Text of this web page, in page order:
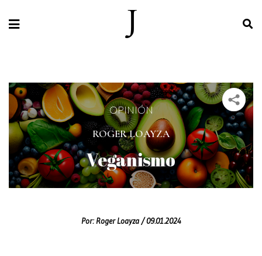
OPINIÓN
ROGER LOAYZA
Veganismo
Por:Roger Loayza /09.01.2024